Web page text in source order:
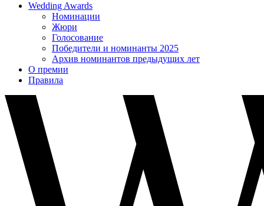
Wedding Awards
Номинации
Жюри
Голосование
Победители и номинанты 2025
Архив номинантов предыдущих лет
О премии
Правила